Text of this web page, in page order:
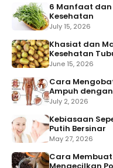
6 Manfaat
Kesehatan
July 15, 2026
Khasiat dan
Kesehatan
June 15, 2026
Cara
Ampuh
July 2, 2026
Kebiasaan
Putih Bersinar
May 27, 2026
Cara Membuat